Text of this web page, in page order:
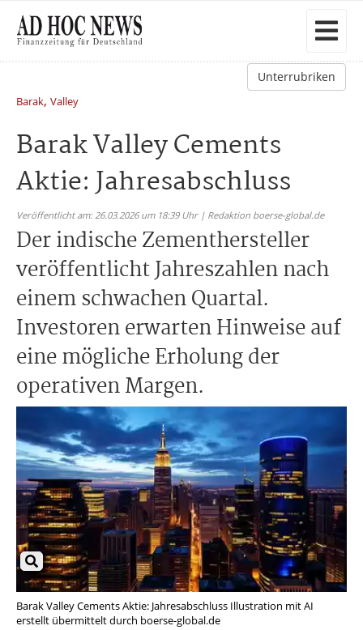
Unterrubriken
Barak, Valley
Barak Valley Cements
Aktie: Jahresabschluss
Veröffentlicht am: 26.03.2026 um 18:39 Uhr | Redaktion boerse-global.de
Der indische Zementhersteller
veröffentlicht Jahreszahlen nach
einem schwachen Quartal.
Investoren erwarten Hinweise auf
eine mögliche Erholung der
operativen Margen.
Barak Valley Cements Aktie: Jahresabschluss Illustration mit AI
erstellt übermittelt durch boerse-global.de